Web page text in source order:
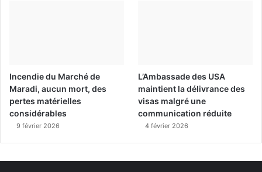
Incendie du Marché de
Maradi, aucun mort, des
pertes matérielles
considérables
9 février 2026
L’Ambassade des USA
maintient la délivrance des
visas malgré une
communication réduite
4 février 2026